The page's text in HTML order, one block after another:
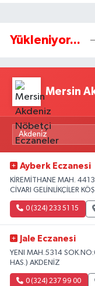
Yükleniyor...
Mersin
Ayberk Eczanesi
KİREMİTHANE MAH.
CİVARI GELİNLİKÇİLER
0 (324) 233 51 15
Jale Eczanesi
YENI MAH.5314
HAS.) AKDENİZ
0 (324) 237 99 00